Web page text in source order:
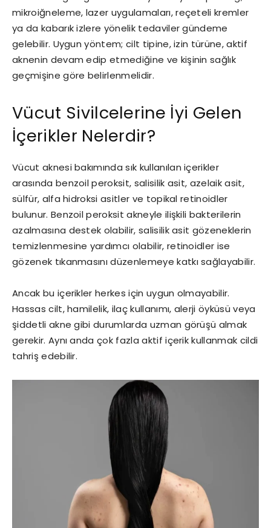
mikroiğneleme, lazer uygulamaları, reçeteli kremler
ya da kabarık izlere yönelik tedaviler gündeme
gelebilir. Uygun yöntem; cilt tipine, izin türüne, aktif
aknenin devam edip etmediğine ve kişinin sağlık
geçmişine göre belirlenmelidir.
Vücut Sivilcelerine İyi Gelen
İçerikler Nelerdir?
Vücut aknesi bakımında sık kullanılan içerikler
arasında benzoil peroksit, salisilik asit, azelaik asit,
sülfür, alfa hidroksi asitler ve topikal retinoidler
bulunur. Benzoil peroksit akneyle ilişkili bakterilerin
azalmasına destek olabilir, salisilik asit gözeneklerin
temizlenmesine yardımcı olabilir, retinoidler ise
gözenek tıkanmasını düzenlemeye katkı sağlayabilir.
Ancak bu içerikler herkes için uygun olmayabilir.
Hassas cilt, hamilelik, ilaç kullanımı, alerji öyküsü veya
şiddetli akne gibi durumlarda uzman görüşü almak
gerekir. Aynı anda çok fazla aktif içerik kullanmak cildi
tahriş edebilir.